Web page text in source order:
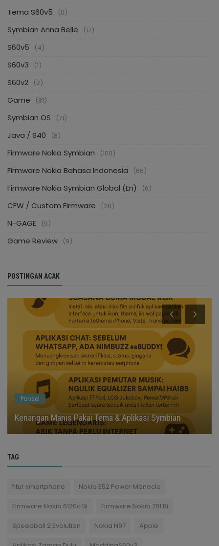
Tema S60v5 (0)
Symbian Anna Belle (17)
S60v5 (4)
S60v3 (1)
S60v2 (2)
Game (81)
Symbian OS (71)
Java / S40 (8)
Firmware Nokia Symbian (100)
Firmware Nokia Bahasa Indonesia (65)
Firmware Nokia Symbian Global (En) (6)
CFW / Custom Firmware (28)
N-GAGE (9)
Game Review (9)
POSTINGAN ACAK
Ponsel
Kenangan Manis Pakai Tema & Aplikasi Symbian
TAG
fitur smartphone Nokia E52 Power Monocle
Firmware Nokia 6120c Bi Firmware Nokia 701 Bi
Speedball 2 Evolution Nokia N97 Apple